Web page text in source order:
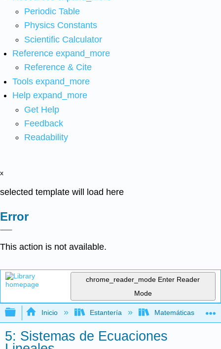
Periodic Table
Physics Constants
Scientific Calculator
Reference expand_more
Reference & Cite
Tools expand_more
Help expand_more
Get Help
Feedback
Readability
x
selected template will load here
Error
This action is not available.
chrome_reader_mode Enter Reader
Mode
Expandir/contraer jerarquía global
Inicio Estantería Matemáticas
5: Sistemas de Ecuaciones